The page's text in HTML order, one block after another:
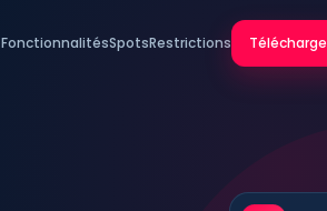
FonctionnalitésSpotsRestrictions